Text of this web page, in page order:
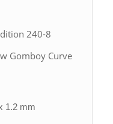
240-8
Gomboy Curve
1.2 mm